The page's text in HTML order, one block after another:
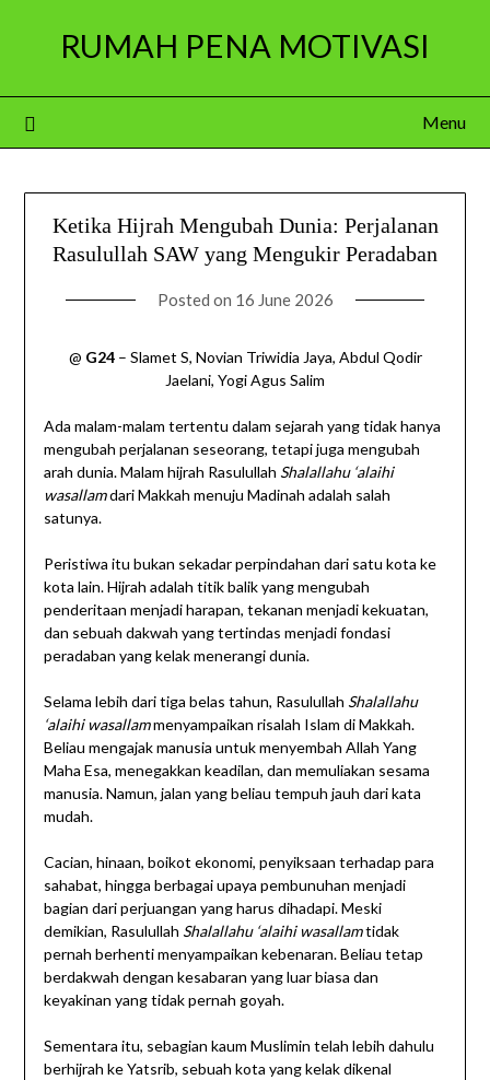
RUMAH PENA MOTIVASI
Menu
Ketika Hijrah Mengubah Dunia: Perjalanan
Rasulullah SAW yang Mengukir Peradaban
Posted on 16 June 2026
@ G24– Slamet S, Novian Triwidia Jaya, Abdul Qodir
Jaelani, Yogi Agus Salim
Ada malam-malam tertentu dalam sejarah yang tidak hanya
mengubah perjalanan seseorang, tetapi juga mengubah
arah dunia. Malam hijrah Rasulullah Shalallahu ‘alaihi
wasallamdari Makkah menuju Madinah adalah salah
satunya.
Peristiwa itu bukan sekadar perpindahan dari satu kota ke
kota lain. Hijrah adalah titik balik yang mengubah
penderitaan menjadi harapan, tekanan menjadi kekuatan,
dan sebuah dakwah yang tertindas menjadi fondasi
peradaban yang kelak menerangi dunia.
Selama lebih dari tiga belas tahun, Rasulullah Shalallahu
‘alaihi wasallammenyampaikan risalah Islam di Makkah.
Beliau mengajak manusia untuk menyembah Allah Yang
Maha Esa, menegakkan keadilan, dan memuliakan sesama
manusia. Namun, jalan yang beliau tempuh jauh dari kata
mudah.
Cacian, hinaan, boikot ekonomi, penyiksaan terhadap para
sahabat, hingga berbagai upaya pembunuhan menjadi
bagian dari perjuangan yang harus dihadapi. Meski
demikian, Rasulullah Shalallahu ‘alaihi wasallamtidak
pernah berhenti menyampaikan kebenaran. Beliau tetap
berdakwah dengan kesabaran yang luar biasa dan
keyakinan yang tidak pernah goyah.
Sementara itu, sebagian kaum Muslimin telah lebih dahulu
berhijrah ke Yatsrib, sebuah kota yang kelak dikenal